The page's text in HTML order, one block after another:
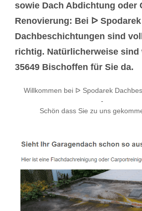
sowie Dach Abdichtung oder
Renovierung: Bei ᐅ Spodarek
Dachbeschichtungen sind
richtig. Natürlicherweise sind
35649 Bischoffen für Sie da.
Willkommen bei ᐅ Spodarek
-
Schön dass Sie zu uns